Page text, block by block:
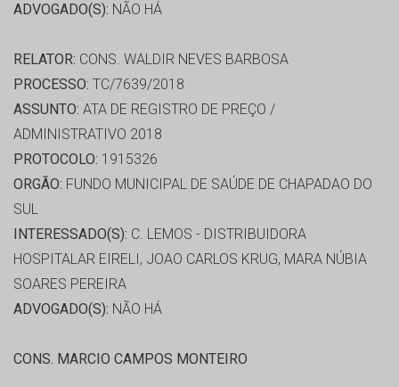
ADVOGADO(S): NÃO HÁ
RELATOR: CONS. WALDIR NEVES BARBOSA
PROCESSO: TC/7639/2018
ASSUNTO: ATA DE REGISTRO DE PREÇO /
ADMINISTRATIVO 2018
PROTOCOLO: 1915326
ORGÃO: FUNDO MUNICIPAL DE SAÚDE DE CHAPADAO DO
SUL
INTERESSADO(S): C. LEMOS - DISTRIBUIDORA
HOSPITALAR EIRELI, JOAO CARLOS KRUG, MARA NÚBIA
SOARES PEREIRA
ADVOGADO(S): NÃO HÁ
CONS. MARCIO CAMPOS MONTEIRO